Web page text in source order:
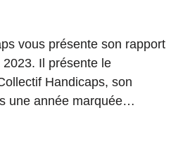
vous présente son rapport
2023. Il présente le
Handicaps, son
une année marquée…